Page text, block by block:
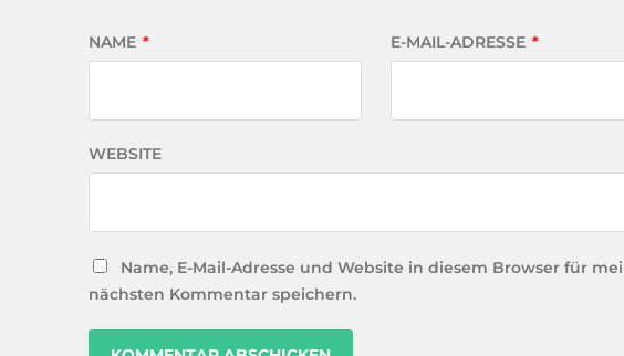
NAME * E-MAIL-ADRESSE *
WEBSITE
Name, E-Mail-Adresse und Website in diesem Browser für
nächsten Kommentar speichern.